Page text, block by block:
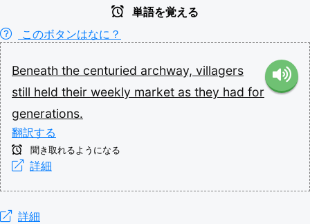
単語を覚える
このボタンはなに？
Beneath the centuried archway, villagers
still held their weekly market as they had for
generations.
翻訳する
聞き取れるようになる
詳細
詳細